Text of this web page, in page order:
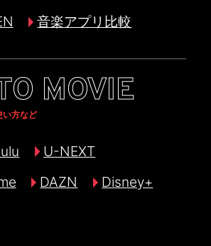
音楽アプリ比較
MOVIE
い方など
U-NEXT
DAZN
Disney+